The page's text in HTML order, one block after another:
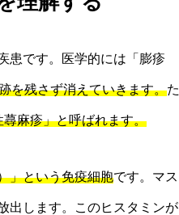
患です。医学的には「膨疹
を残さず消えていきます。た
麻疹」と呼ばれます。
」という免疫細胞です。マス
出します。このヒスタミンが